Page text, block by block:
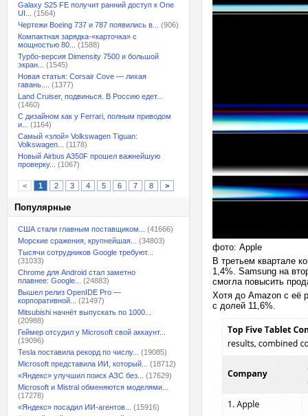
Galaxy S25 FE получит ранний доступ к One
UI...
(1564)
Чертежи Boeing 737 и 787 появились в...
(906)
Компактная зарядка-«карточка» с
мощностью 80...
(1588)
Турбо-версия Dimensity 7500 и большой
экран...
(1545)
Новая статья: Corsair Cove — лихая
гавань....
(1377)
Land Cruiser, подвинься. В Россию едет...
(1460)
С дизайном как у Ferrari, полным приводом
и...
(1164)
Самый «злой» Volkswagen Tiguan:
Volkswagen...
(1178)
Новый Airbus A350F прошел важнейшую
проверку...
(1067)
< 1 2 3 4 5 6 7 8 >
Популярные
США стали главным поставщиком...
(41666)
Морские сражения, крупнейшая...
(34803)
Тысячи сотрудников Google требуют...
(31033)
Chrome для Android стал заметно
плавнее: Google...
(24883)
Вышел релиз OpenIDE Pro —
корпоративной...
(21497)
Mitsubishi начнёт выпускать по 1000...
(20988)
Геймер отсудил у Microsoft свой аккаунт...
(19096)
Tesla поставила рекорд по числу...
(19085)
Microsoft представила ИИ, который...
(18712)
«Яндекс» улучшил поиск АЗС без...
(17629)
Microsoft и Mistral обменяются моделями...
(17278)
«Яндекс» посадил ИИ-агентов...
(15916)
фото: Apple
В третьем квартале
1,4%. Samsung на
смогла повысить
Хотя до Amazon с её
с долей 11,6%.